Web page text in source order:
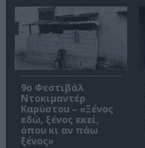
9ο Φεστιβάλ
Ντοκιμαντέρ
Καρύστου – «Ξένος
εδώ, ξένος εκεί,
όπου κι αν πάω
ξένος»